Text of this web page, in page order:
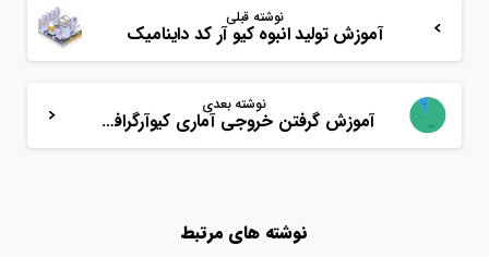
نوشته قبلی
آموزش تولید انبوه کیو آر کد داینامیک
نوشته بعدی
آموزش گرفتن خروجی آماری کیوآرگرافی‌ها
نوشته های مرتبط